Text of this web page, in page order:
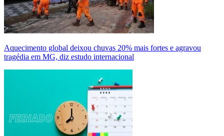
Aquecimento global deixou chuvas 20% mais fortes e agravou
tragédia em MG, diz estudo internacional